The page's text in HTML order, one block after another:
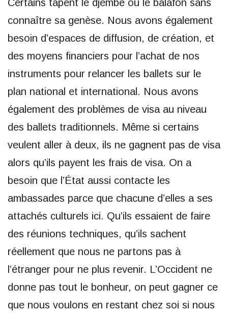
Certains tapent le djembé ou le balafon sans
connaître sa genèse. Nous avons également
besoin d’espaces de diffusion, de création, et
des moyens financiers pour l’achat de nos
instruments pour relancer les ballets sur le
plan national et international. Nous avons
également des problèmes de visa au niveau
des ballets traditionnels. Même si certains
veulent aller à deux, ils ne gagnent pas de visa
alors qu’ils payent les frais de visa. On a
besoin que l’État aussi contacte les
ambassades parce que chacune d’elles a ses
attachés culturels ici. Qu’ils essaient de faire
des réunions techniques, qu’ils sachent
réellement que nous ne partons pas à
l’étranger pour ne plus revenir. L’Occident ne
donne pas tout le bonheur, on peut gagner ce
que nous voulons en restant chez soi si nous